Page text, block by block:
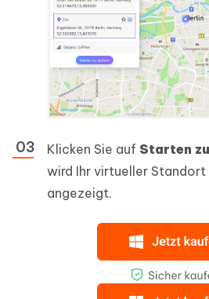
Klicken Sie auf Starten
wird Ihr virtueller
angezeigt.